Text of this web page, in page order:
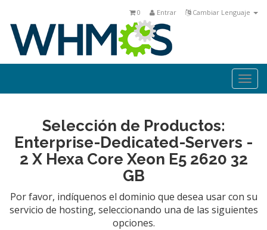
Cambiar Lenguaje
Entrar
0
Selección de Productos:
Enterprise-Dedicated-Servers -
2 X Hexa Core Xeon E5 2620 32
GB
Por favor, indíquenos el dominio que desea usar con su
servicio de hosting, seleccionando una de las siguientes
opciones.